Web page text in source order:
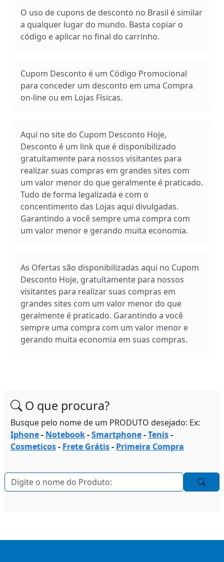
O uso de cupons de desconto no Brasil é similar
a qualquer lugar do mundo. Basta copiar o
código e aplicar no final do carrinho.
Cupom Desconto é um Código Promocional
para conceder um desconto em uma Compra
on-line ou em Lojas Físicas.
Aqui no site do Cupom Desconto Hoje,
Desconto é um link que é disponibilizado
gratuítamente para nossos visitantes para
realizar suas compras em grandes sites com
um valor menor do que geralmente é praticado.
Tudo de forma legalizada e com o
concentimento das Lojas aqui divulgadas.
Garantindo a você sempre uma compra com
um valor menor e gerando muita economia.
As Ofertas são disponibilizadas aqui no Cupom
Desconto Hoje, gratuítamente para nossos
visitantes para realizar suas compras em
grandes sites com um valor menor do que
geralmente é praticado. Garantindo a você
sempre uma compra com um valor menor e
gerando muita economia em suas compras.
O que procura?
Busque pelo nome de um PRODUTO desejado: Ex:
Iphone- Notebook-Smartphone-Tenis-
Cosmeticos- Frete Grátis- Primeira Compra